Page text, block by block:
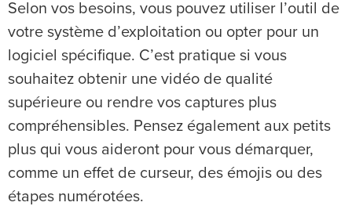
Selon vos besoins, vous pouvez utiliser l’outil de
votre système d’exploitation ou opter pour un
logiciel spécifique. C’est pratique si vous
souhaitez obtenir une vidéo de qualité
supérieure ou rendre vos captures plus
compréhensibles. Pensez également aux petits
plus qui vous aideront pour vous démarquer,
comme un effet de curseur, des émojis ou des
étapes numérotées.